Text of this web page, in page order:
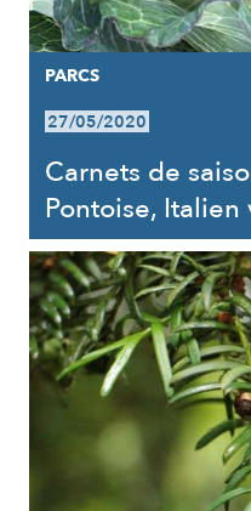
PARCS
27/05/2020
Carnets de
Pontoise,